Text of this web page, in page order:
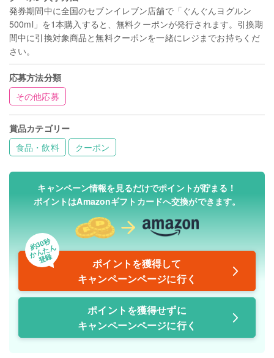
発券期間中に全国のセブンイレブン店舗で「ぐんぐんヨグルン
500ml」を1本購入すると、無料クーポンが発行されます。引換期
間中に引換対象商品と無料クーポンを一緒にレジまでお持ちくだ
さい。
応募方法分類
その他応募
賞品カテゴリー
食品・飲料
クーポン
キャンペーン情報を見るだけでポイントが貯まる！
ポイントはAmazonギフトカードへ交換ができます。
約30秒
かんたん
登録
ポイントを獲得して
キャンペーンページに行く
ポイントを獲得せずに
キャンペーンページに行く